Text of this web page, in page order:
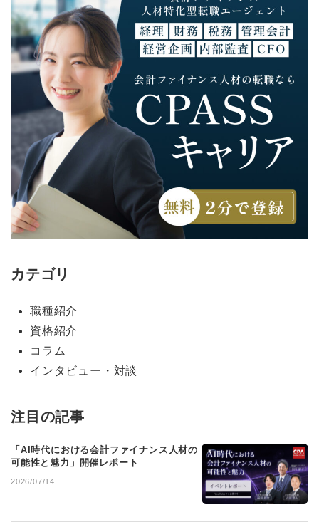
カテゴリ
職種紹介
資格紹介
コラム
インタビュー・対談
注目の記事
「AI時代における会計ファイナンス人材の
可能性と魅力」開催レポート
2026/07/14